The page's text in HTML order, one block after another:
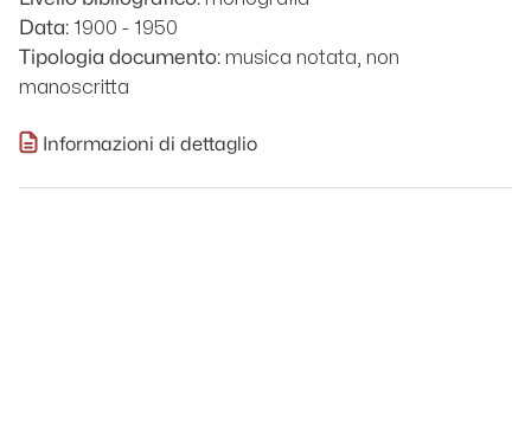
Data: 1900 - 1950
Tipologia documento: musica notata, non
manoscritta
Informazioni di dettaglio